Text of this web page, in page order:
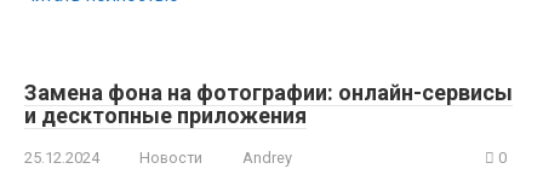
Замена фона на фотографии: онлайн-сервисы
и десктопные приложения
25.12.2024 Новости Andrey 0